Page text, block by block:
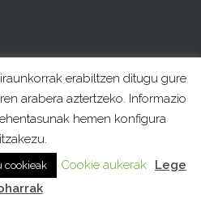
erabiltzen ditugu gure
arabera aztertzeko. Informazio
hemen konfigura
cookieak Cookie aukerak
Lege